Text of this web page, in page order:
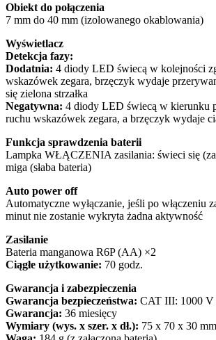
Obiekt do połączenia
7 mm do 40 mm (izolowanego okablowania)
Wyświetlacz
Detekcja fazy:
Dodatnia: 4 diody LED świecą w kolejności
wskazówek zegara, brzęczyk wydaje
się zielona strzałka
Negatywna: 4 diody LED świecą w kierunku
ruchu wskazówek zegara, a brzęczyk wydaje
Funkcja sprawdzenia baterii
Lampka WŁĄCZENIA zasilania: świeci się
miga (słaba bateria)
Auto power off
Automatyczne wyłączanie, jeśli po włączeniu
minut nie zostanie wykryta żadna aktywność
Zasilanie
Bateria manganowa R6P (AA) ×2
Ciągłe użytkowanie: 70 godz.
Gwarancja i zabezpieczenia
Gwarancja bezpieczeństwa: CAT III: 1000
Gwarancja: 36 miesięcy
Wymiary (wys. x szer. x dł.): 75 x 70 x 30 mm